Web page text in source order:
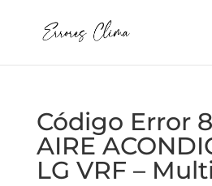
Código Error
AIRE
LG VRF –